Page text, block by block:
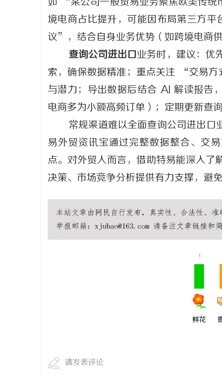
境电商占比提升，可能因布局第三方
议”，结合自身业务优势（如跨境电商
查询公司进出口业务时，建议：
索，确保数据精准；重点关注 “交易
与潜力；导出数据后结合 AI 解读报告
电商多为小额高频订单）；定期更新查
常规渠道难以全面查询公司进出口
易外贸资讯宝通过完整数据整合、交
点。对外贸人而言，借助特易能深入了
决策、市场竞争分析提供有力支撑，避
1
鲜花
请发表评论